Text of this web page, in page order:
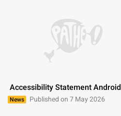
Accessibility Statement Android
News Published on 7 May 2026